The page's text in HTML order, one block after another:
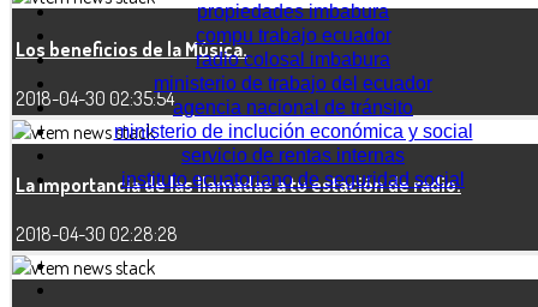
Los beneficios de la Música.
2018-04-30 02:35:54
La importancia de las llamadas a tu estación de radio.
2018-04-30 02:28:28
propiedades imbabura
compu trabajo ecuador
radio colosal imbabura
ministerio de trabajo del ecuador
agencia nacional de tránsito
ministerio de inclución económica y social
servicio de rentas internas
instituto ecuatoriano de seguridad social